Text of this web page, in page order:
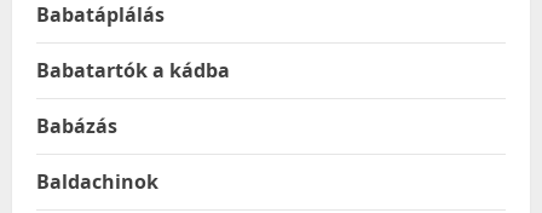
Babatáplálás
Babatartók a kádba
Babázás
Baldachinok